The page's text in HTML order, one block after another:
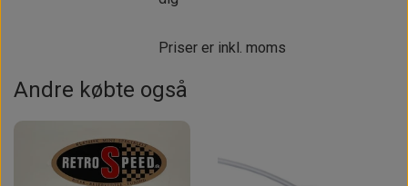
Priser er inkl. moms
Andre købte også